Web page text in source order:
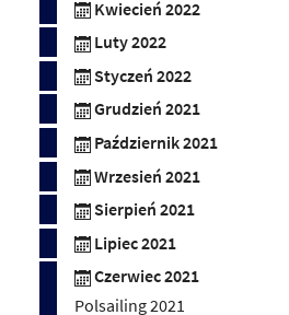
Kwiecień 2022
Luty 2022
Styczeń 2022
Grudzień 2021
Październik 2021
Wrzesień 2021
Sierpień 2021
Lipiec 2021
Czerwiec 2021
Polsailing 2021